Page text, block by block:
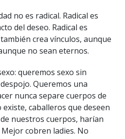
no es radical. Radical es
del deseo. Radical es
crea vínculos, aunque
no sean eternos.
queremos sexo sin
Queremos una
nunca separe cuerpos de
existe, caballeros que deseen
nuestros cuerpos, harían
cobren ladies. No